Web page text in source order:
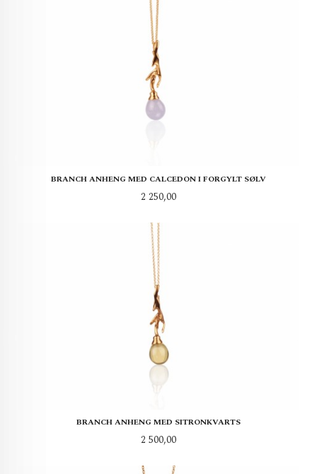
BRANCH ANHENG MED CALCEDON I FORGYLT SØLV
Pris
2 250,00
BRANCH ANHENG MED SITRONKVARTS
Pris
2 500,00